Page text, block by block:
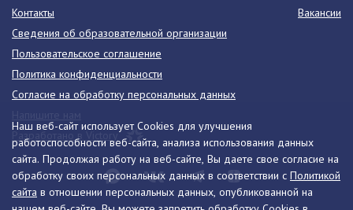
Наш веб-сайт использует Cookies для улучшения
работоспособности веб-сайта, анализа использования данных
сайта. Продолжая работу на веб-сайте, Вы даете свое согласие на
обработку своих персональных данных в соответствии с Политикой
сайта в отношении персональных данных, опубликованной на
Контакты
Вакансии
Сведения об образовательной организации
Пользовательское соглашение
Политика конфиденциальности
Согласие на обработку персональных данных
Разработано в Victory